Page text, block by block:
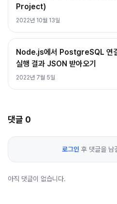
Project)
2022년 10월 13일
Node.js에서 PostgreSQL 연
실행 결과 JSON 받아오기
2022년 7월 5일
댓글 0
로그인 후 댓글을 남
아직 댓글이 없습니다.